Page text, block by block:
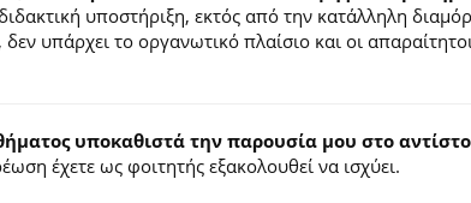
υποστήριξη, εκτός από την κατάλληλη
υπάρχει το οργανωτικό πλαίσιο και οι
υποκαθιστά την παρουσία μου στο
έχετε ως φοιτητής εξακολουθεί να ισχύει.